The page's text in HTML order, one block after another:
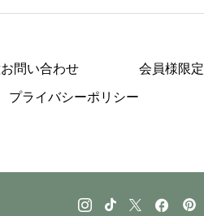
お問い合わせ
プライバシーポリシー
会員様限定